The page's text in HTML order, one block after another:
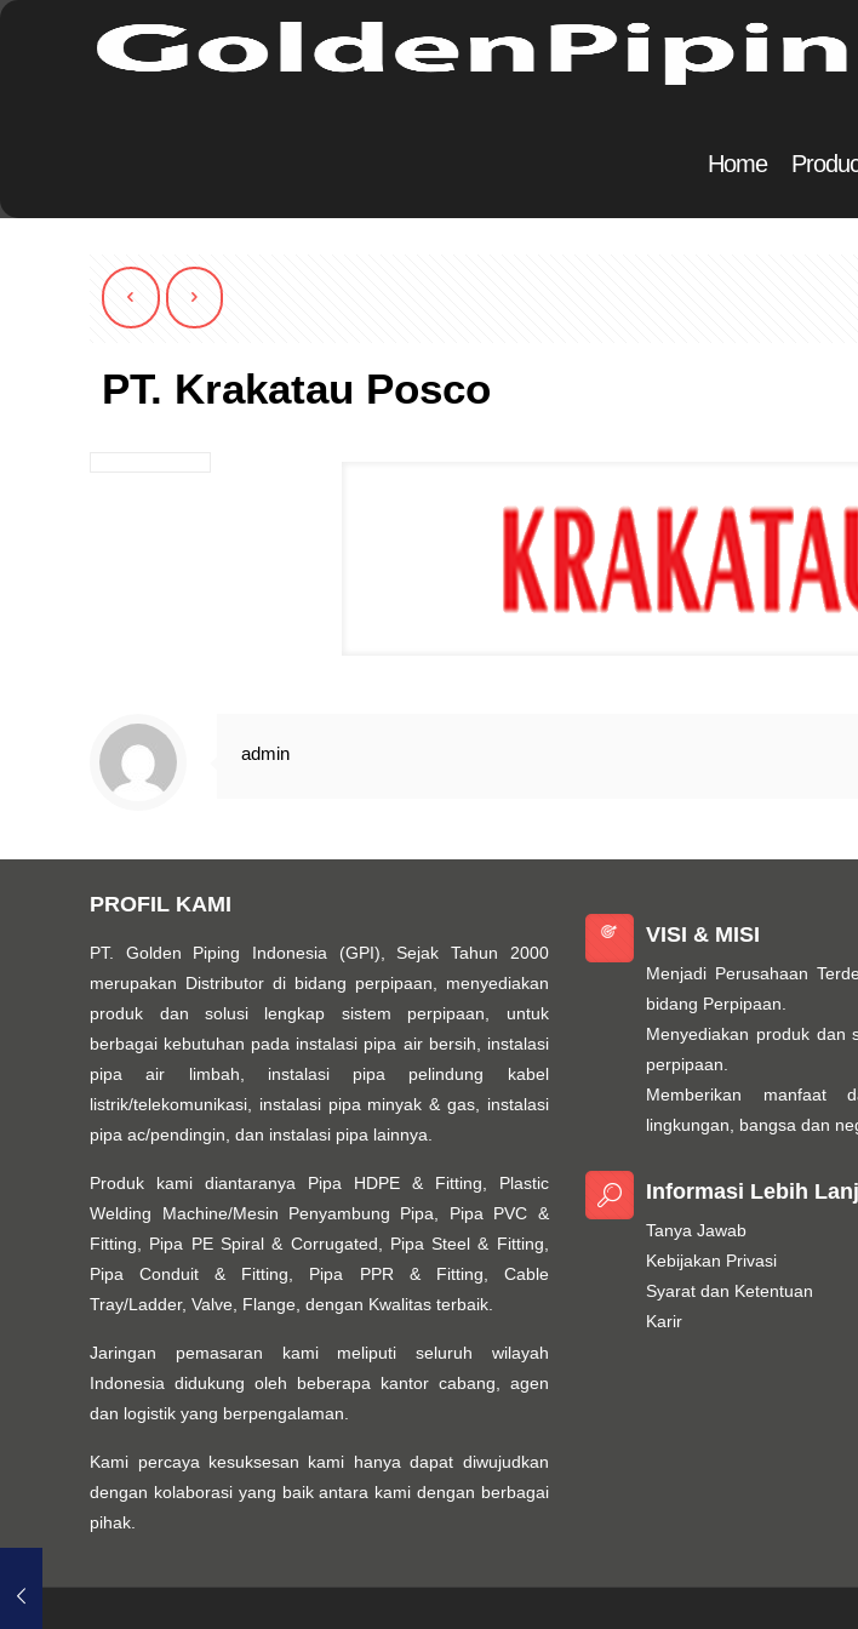
Home
PT. Krakatau Posco
admin
PROFIL KAMI
PT. Golden Piping Indonesia (GPI), Sejak Tahun 2000
merupakan Distributor di bidang perpipaan, menyediakan
produk dan solusi lengkap sistem perpipaan, untuk
berbagai kebutuhan pada instalasi pipa air bersih, instalasi
pipa air limbah, instalasi pipa pelindung kabel
listrik/telekomunikasi, instalasi pipa minyak & gas, instalasi
pipa ac/pendingin, dan instalasi pipa lainnya.
Produk kami diantaranya Pipa HDPE & Fitting, Plastic
Welding Machine/Mesin Penyambung Pipa, Pipa PVC &
Fitting, Pipa PE Spiral & Corrugated, Pipa Steel & Fitting,
Pipa Conduit & Fitting, Pipa PPR & Fitting, Cable
Tray/Ladder, Valve, Flange, dengan Kwalitas terbaik.
Jaringan pemasaran kami meliputi seluruh wilayah
Indonesia didukung oleh beberapa kantor cabang, agen
dan logistik yang berpengalaman.
Kami percaya kesuksesan kami hanya dapat diwujudkan
dengan kolaborasi yang baik antara kami dengan berbagai
pihak.
VISI & MISI
Menjadi Perusahaan
bidang Perpipaan.
Menyediakan produk dan
perpipaan.
Memberikan manfaat
lingkungan, bangsa dan
Informasi Lebih
Tanya Jawab
Kebijakan Privasi
Syarat dan Ketentuan
Karir